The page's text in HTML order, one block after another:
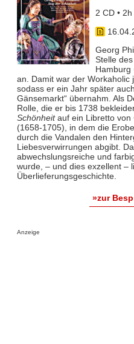
2 CD •
Georg
Stelle
Hamburg
an. Damit war der Workaholic
sodass er ein Jahr später
Gänsemarkt“ übernahm. Als
Rolle, die er bis 1738
Schönheitauf ein Libretto von
(1658-1705), in dem die
durch die Vandalen den
Liebesverwirrungen abgibt.
abwechslungsreiche und
wurde, – und dies exzellent –
Überlieferungsgeschichte.
»zur
Anzeige